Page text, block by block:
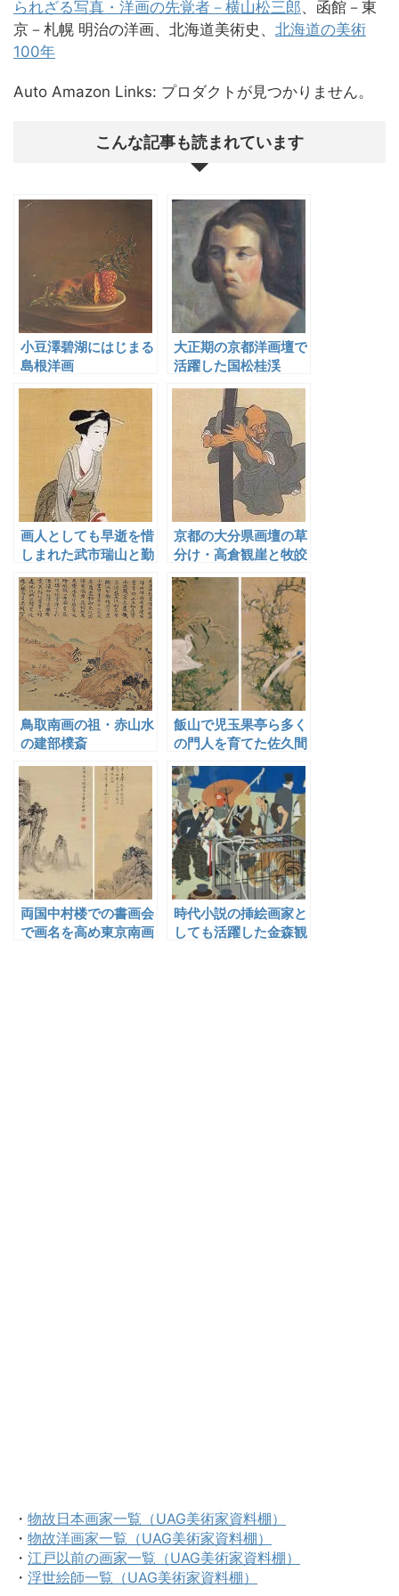
られざる写真・洋画の先覚者－横山松三郎、函館－東
京－札幌 明治の洋画、北海道美術史、 北海道の美術
100年
Auto Amazon Links: プロダクトが見つかりません。
こんな記事も読まれています
小豆澤碧湖にはじまる
島根洋画
大正期の京都洋画壇で
活躍した国松桂渓
画人としても早逝を惜
しまれた武市瑞山と勤
京都の大分県画壇の草
分け・高倉観崖と牧皎
鳥取南画の祖・赤山水
の建部樸斎
飯山で児玉果亭ら多く
の門人を育てた佐久間
両国中村楼での書画会
で画名を高め東京南画
時代小説の挿絵画家と
しても活躍した金森観
・ 物故日本画家一覧（UAG美術家資料棚）
・ 物故洋画家一覧（UAG美術家資料棚）
・ 江戸以前の画家一覧（UAG美術家資料棚）
・ 浮世絵師一覧（UAG美術家資料棚）